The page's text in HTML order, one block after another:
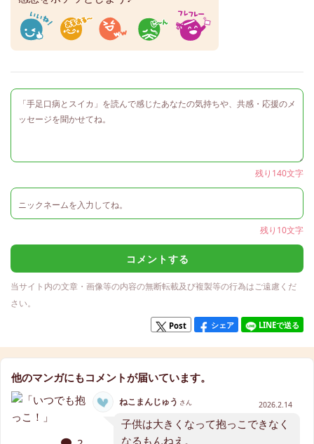
残り140文字
残り10文字
コメントする
当サイト内の文章・画像等の内容の無断転載及び複製等の行為はご遠慮くだ
さい。
Post シェア LINEで送る
他のマンガにもコメントが届いています。
ねこまんじゅう さん 2026.2.14
子供は大きくなって抱っこできなく
なるもんねえ。